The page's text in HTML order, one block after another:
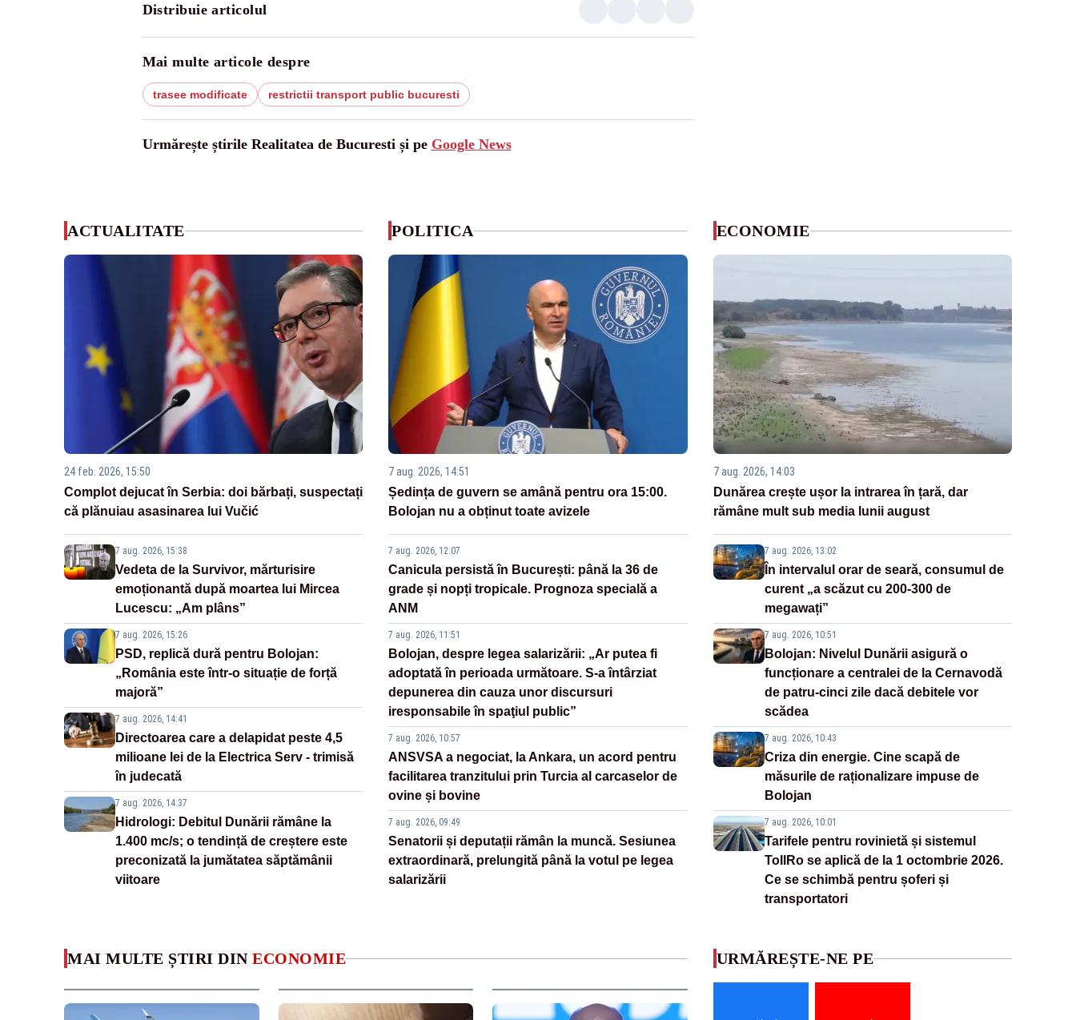
Distribuie articolul
Mai multe articole despre
trasee modificate restrictii transport public bucuresti
Urmărește știrile Realitatea de Bucuresti și pe Google News
ACTUALITATE
24 feb. 2026, 15:50
Complot dejucat în Serbia: doi bărbați, suspectați
că plănuiau asasinarea lui Vučić
7 aug. 2026, 15:38
Vedeta de la Survivor, mărturisire
emoționantă după moartea lui Mircea
Lucescu: „Am plâns”
7 aug. 2026, 15:26
PSD, replică dură pentru Bolojan:
„România este într-o situație de forță
majoră”
7 aug. 2026, 14:41
Directoarea care a delapidat peste 4,5
milioane lei de la Electrica Serv - trimisă
în judecată
7 aug. 2026, 14:37
Hidrologi: Debitul Dunării rămâne la
1.400 mc/s; o tendință de creștere este
preconizată la jumătatea săptămânii
viitoare
POLITICA
7 aug. 2026, 14:51
Ședința de guvern se amână pentru ora 15:00.
Bolojan nu a obținut toate avizele
7 aug. 2026, 12:07
Canicula persistă în București: până la 36 de
grade și nopți tropicale. Prognoza specială a
ANM
7 aug. 2026, 11:51
Bolojan, despre legea salarizării: „Ar putea fi
adoptată în perioada următoare. S-a întârziat
depunerea din cauza unor discursuri
iresponsabile în spaţiul public”
7 aug. 2026, 10:57
ANSVSA a negociat, la Ankara, un acord pentru
facilitarea tranzitului prin Turcia al carcaselor de
ovine și bovine
7 aug. 2026, 09:49
Senatorii și deputații rămân la muncă. Sesiunea
extraordinară, prelungită până la votul pe legea
salarizării
ECONOMIE
7 aug. 2026, 14:03
Dunărea crește ușor la intrarea în țară, dar
rămâne mult sub media lunii august
7 aug. 2026, 13:02
În intervalul orar de seară, consumul de
curent „a scăzut cu 200-300 de
megawați”
7 aug. 2026, 10:51
Bolojan: Nivelul Dunării asigură o
funcționare a centralei de la Cernavodă
de patru-cinci zile dacă debitele vor
scădea
7 aug. 2026, 10:43
Criza din energie. Cine scapă de
măsurile de raționalizare impuse de
Bolojan
7 aug. 2026, 10:01
Tarifele pentru rovinietă și sistemul
TollRo se aplică de la 1 octombrie 2026.
Ce se schimbă pentru șoferi și
transportatori
MAI MULTE ȘTIRI DIN ECONOMIE URMĂREȘTE-NE PE